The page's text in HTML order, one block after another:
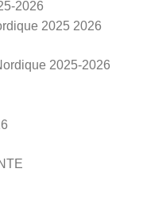
2026
2025 2026
2025-2026